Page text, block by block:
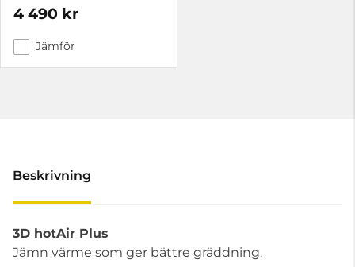
4 490 kr
Jämför
Beskrivning
3D hotAir Plus
Jämn värme som ger bättre gräddning.